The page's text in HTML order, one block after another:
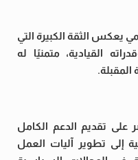
يعكس الثقة الكبيرة التي
القيادية، متمنيًا له
المقبلة.
تقديم الدعم الكامل
إلى تطوير آليات العمل